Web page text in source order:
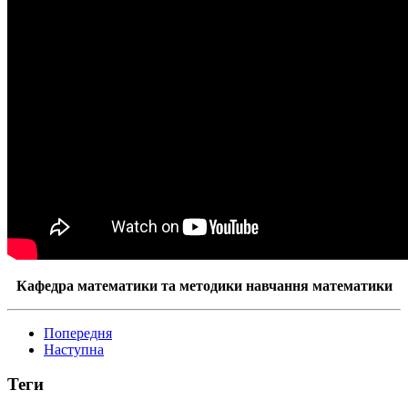
Кафедра математики та методики навчання математики
Попередня
Наступна
Теги